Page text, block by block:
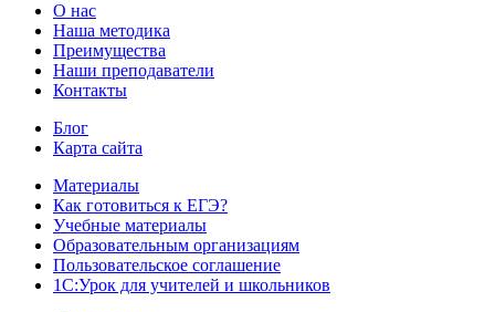
О нас
Наша методика
Преимущества
Наши преподаватели
Контакты
Блог
Карта сайта
Материалы
Как готовиться к ЕГЭ?
Учебные материалы
Образовательным организациям
Пользовательское соглашение
1С:Урок для учителей и школьников